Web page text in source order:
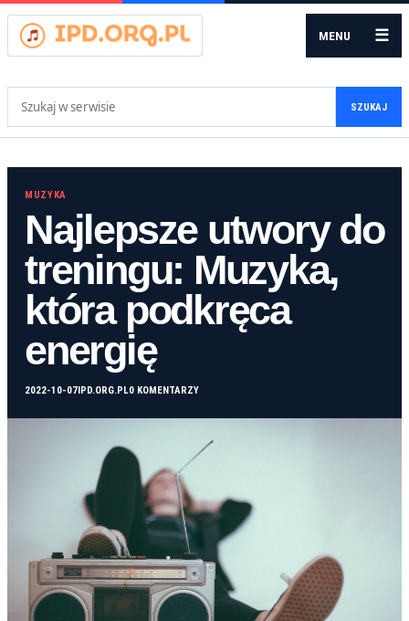
MENU ☰
SZUKAJ
MUZYKA
Najlepsze utwory do
treningu: Muzyka,
która podkręca
energię
2022-10-07 IPD.ORG.PL0 KOMENTARZY